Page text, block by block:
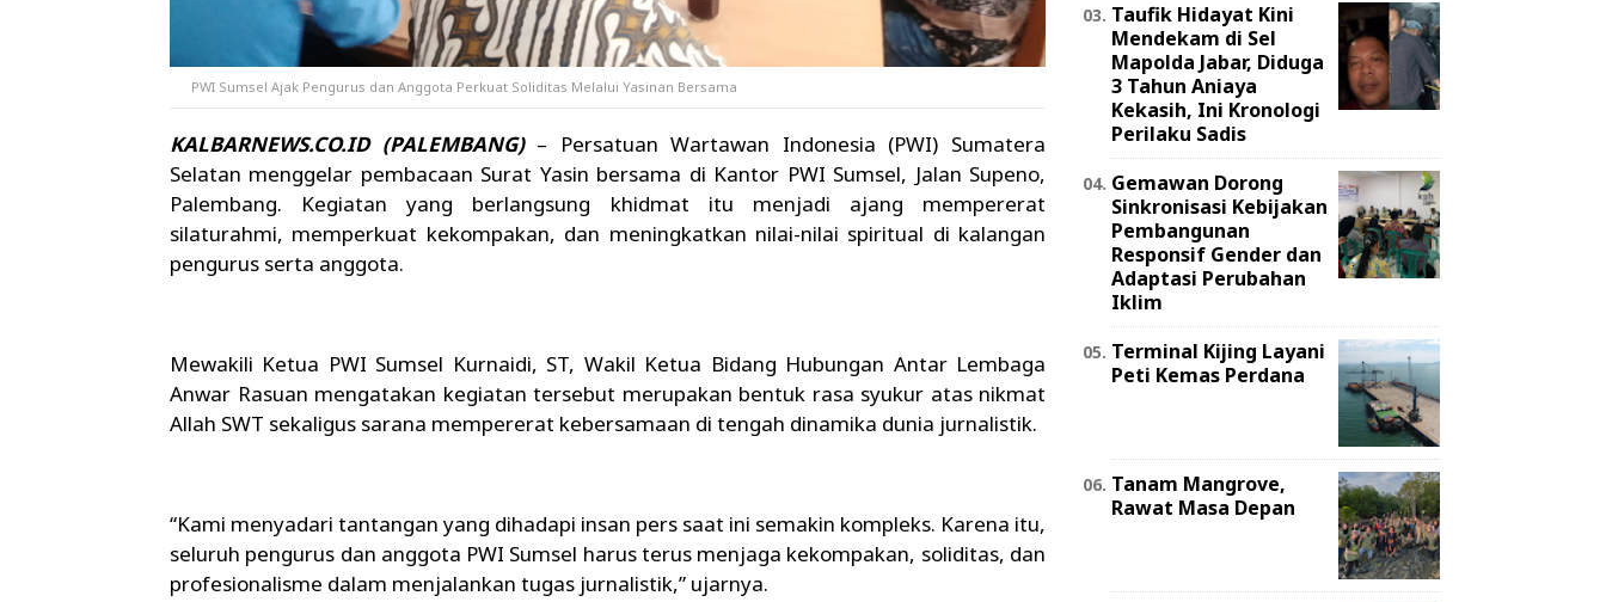
PWI Sumsel Ajak Pengurus dan Anggota Perkuat Soliditas Melalui Yasinan Bersama
KALBARNEWS.CO.ID (PALEMBANG)– Persatuan Wartawan Indonesia (PWI) Sumatera
Selatan menggelar pembacaan Surat Yasin bersama di Kantor PWI Sumsel, Jalan Supeno,
Palembang. Kegiatan yang berlangsung khidmat itu menjadi ajang mempererat
silaturahmi, memperkuat kekompakan, dan meningkatkan nilai-nilai spiritual di kalangan
pengurus serta anggota.
Mewakili Ketua PWI Sumsel Kurnaidi, ST, Wakil Ketua Bidang Hubungan Antar Lembaga
Anwar Rasuan mengatakan kegiatan tersebut merupakan bentuk rasa syukur atas nikmat
Allah SWT sekaligus sarana mempererat kebersamaan di tengah dinamika dunia jurnalistik.
“Kami menyadari tantangan yang dihadapi insan pers saat ini semakin kompleks. Karena itu,
seluruh pengurus dan anggota PWI Sumsel harus terus menjaga kekompakan, soliditas, dan
profesionalisme dalam menjalankan tugas jurnalistik,” ujarnya.
Taufik Hidayat Kini
Mendekam di Sel
Mapolda Jabar, Diduga
3 Tahun Aniaya
Kekasih, Ini Kronologi
Perilaku Sadis
Gemawan Dorong
Sinkronisasi Kebijakan
Pembangunan
Responsif Gender dan
Adaptasi Perubahan
Iklim
Terminal Kijing Layani
Peti Kemas Perdana
Tanam Mangrove,
Rawat Masa Depan